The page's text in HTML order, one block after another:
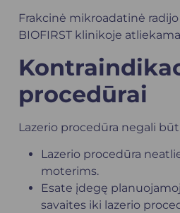
Frakcinė mikroadatinė
BIOFIRST klinikoje
procedūrai
Lazerio procedūra negali
Lazerio procedūra
moterims.
Esate įdegę
savaites iki lazerio